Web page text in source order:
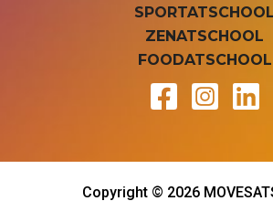
SPORTATSCHOOL
ZENATSCHOOL
FOODATSCHOOL
Copyright © 2026